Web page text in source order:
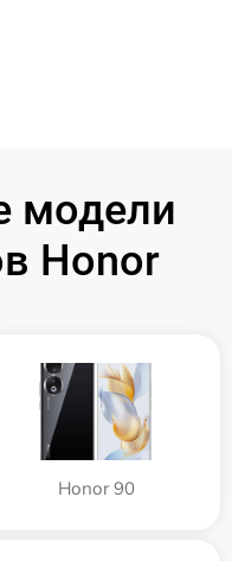
модели
Honor
Honor 90